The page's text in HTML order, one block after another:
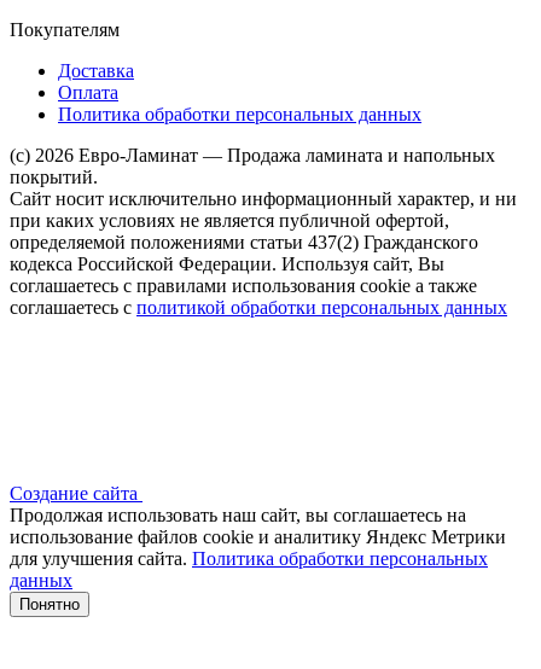
Покупателям
Доставка
Оплата
Политика обработки персональных данных
(c) 2026 Евро-Ламинат — Продажа ламината и напольных
покрытий.
Сайт носит исключительно информационный характер, и ни
при каких условиях не является публичной офертой,
определяемой положениями статьи 437(2) Гражданского
кодекса Российской Федерации. Используя сайт, Вы
соглашаетесь с правилами использования cookie а также
соглашаетесь с политикой обработки персональных данных
Создание сайта
Продолжая использовать наш сайт, вы соглашаетесь на
использование файлов сооkіе и аналитику Яндекс Метрики
для улучшения сайта. Политика обработки персональных
данных
Понятно